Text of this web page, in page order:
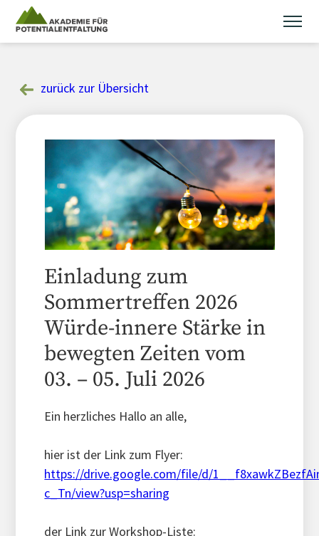
content
zurück zur Übersicht
Einladung zum
Sommertreffen 2026
Würde-innere Stärke in
bewegten Zeiten vom
03. – 05. Juli 2026
Ein herzliches Hallo an alle,
hier ist der Link zum Flyer:
https://drive.google.com/file/d/
c_Tn/view?usp=sharing
der Link zur Workshop-Liste: